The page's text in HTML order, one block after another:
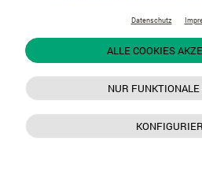
Datenschutz
ALLE COOKIES
NUR FUNKTIONALE